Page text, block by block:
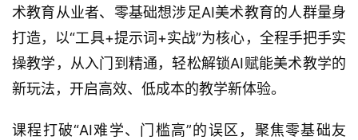
术教育从业者、零基础想涉足AI美术教育的人群量身
打造，以“工具+提示词+实战”为核心，全程手把手实
操教学，从入门到精通，轻松解锁AI赋能美术教学的
新玩法，开启高效、低成本的教学新体验。
课程打破“AI难学、门槛高”的误区，聚焦零基础友